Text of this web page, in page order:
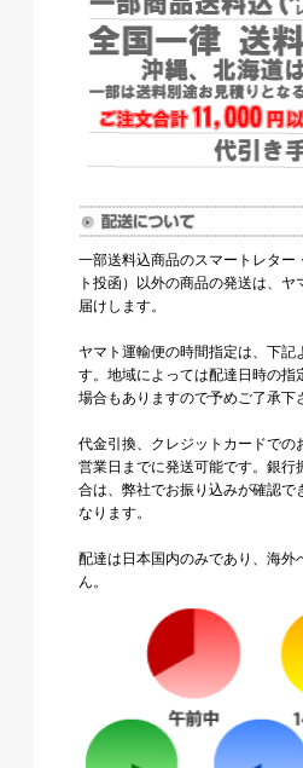
一部送料込商品のスマートレター
ト投函）以外の商品の発送は、
届けします。
ヤマト運輸便の時間指定は、下記
す。地域によっては配達日時の指
場合もありますので予めご了承下
代金引換、クレジットカードでの
営業日までに発送可能です。銀行
合は、弊社でお振り込みが確認で
なります。
配達は日本国内のみであり、海外
ん。